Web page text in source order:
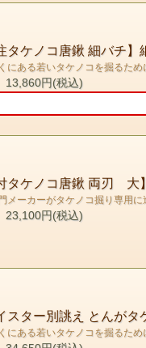
タケノコ唐鍬 細バチ
にある若いタケノコを掘るた
13,860円(税込)
タケノコ唐鍬 両刃
メーカーがタケノコ掘り専用
23,100円(税込)
スター別誂え とんが
にある若いタケノコを掘るた